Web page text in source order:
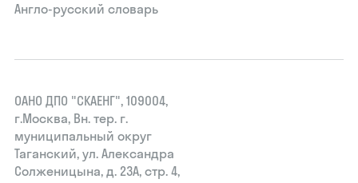
Англо-русский словарь
ОАНО ДПО "СКАЕНГ", 109004,
г.Москва, Вн. тер. г.
муниципальный округ
Таганский, ул. Александра
Солженицына, д. 23А, стр. 4,